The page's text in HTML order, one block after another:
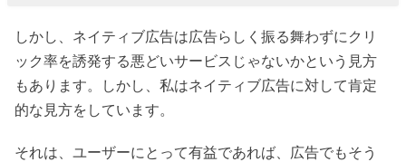
しかし、ネイティブ広告は広告らしく振る舞わずにクリ
ック率を誘発する悪どいサービスじゃないかという見方
もあります。しかし、私はネイティブ広告に対して肯定
的な見方をしています。
それは、ユーザーにとって有益であれば、広告でもそう